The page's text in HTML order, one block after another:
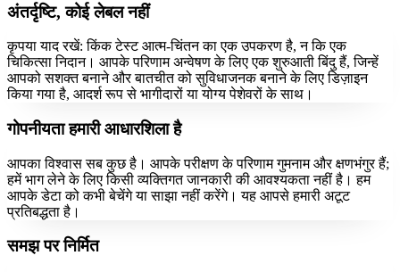
अंतर्दृष्टि, कोई लेबल नहीं
कृपया याद रखें: किंक टेस्ट आत्म-चिंतन का एक उपकरण है, न कि एक
चिकित्सा निदान। आपके परिणाम अन्वेषण के लिए एक शुरुआती बिंदु हैं, जिन्हें
आपको सशक्त बनाने और बातचीत को सुविधाजनक बनाने के लिए डिज़ाइन
किया गया है, आदर्श रूप से भागीदारों या योग्य पेशेवरों के साथ।
गोपनीयता हमारी आधारशिला है
आपका विश्वास सब कुछ है। आपके परीक्षण के परिणाम गुमनाम और क्षणभंगुर हैं;
हमें भाग लेने के लिए किसी व्यक्तिगत जानकारी की आवश्यकता नहीं है। हम
आपके डेटा को कभी बेचेंगे या साझा नहीं करेंगे। यह आपसे हमारी अटूट
प्रतिबद्धता है।
समझ पर निर्मित